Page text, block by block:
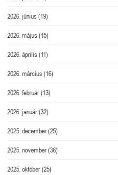
2026. június(19)
2026. május(15)
2026. április(11)
2026. március(16)
2026. február(13)
2026. január(32)
2025. december(25)
2025. november(36)
2025. október(25)